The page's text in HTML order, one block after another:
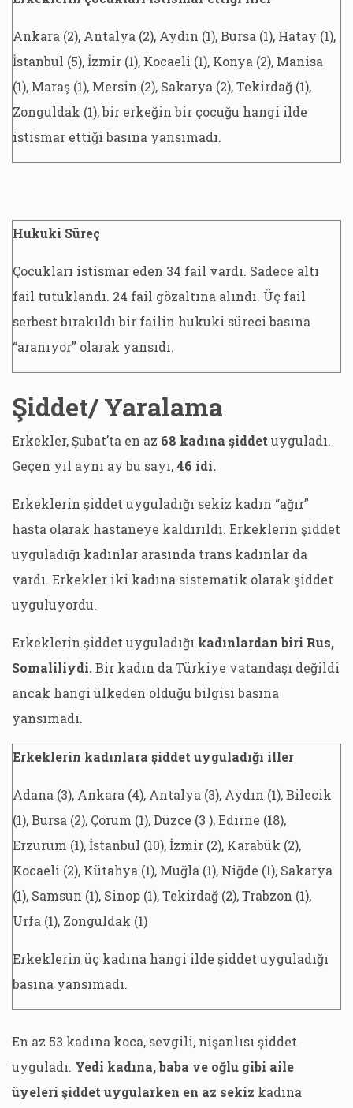
Ankara (2), Antalya (2), Aydın (1), Bursa (1), Hatay (1),
İstanbul (5), İzmir (1), Kocaeli (1), Konya (2), Manisa
(1), Maraş (1), Mersin (2), Sakarya (2), Tekirdağ (1),
Zonguldak (1), bir erkeğin bir çocuğu hangi ilde
istismar ettiği basına yansımadı.
Hukuki Süreç
Çocukları istismar eden 34 fail vardı. Sadece altı
fail tutuklandı. 24 fail gözaltına alındı. Üç fail
serbest bırakıldı bir failin hukuki süreci basına
“aranıyor” olarak yansıdı.
Şiddet/ Yaralama
Erkekler, Şubat’ta en az 68 kadına şiddet uyguladı.
Geçen yıl aynı ay bu sayı,46 idi.
Erkeklerin şiddet uyguladığı sekiz kadın “ağır”
hasta olarak hastaneye kaldırıldı. Erkeklerin şiddet
uyguladığı kadınlar arasında trans kadınlar da
vardı. Erkekler iki kadına sistematik olarak şiddet
uyguluyordu.
Erkeklerin şiddet uyguladığı kadınlardan biri Rus,
Somaliliydi.Bir kadın da Türkiye vatandaşı değildi
ancak hangi ülkeden olduğu bilgisi basına
yansımadı.
Erkeklerin kadınlara şiddet uyguladığı iller
Adana (3), Ankara (4), Antalya (3), Aydın (1), Bilecik
(1), Bursa (2), Çorum (1), Düzce (3 ), Edirne (18),
Erzurum (1), İstanbul (10), İzmir (2), Karabük (2),
Kocaeli (2), Kütahya (1), Muğla (1), Niğde (1), Sakarya
(1), Samsun (1), Sinop (1), Tekirdağ (2), Trabzon (1),
Urfa (1), Zonguldak (1)
Erkeklerin üç kadına hangi ilde şiddet uyguladığı
basına yansımadı.
En az 53 kadına koca, sevgili, nişanlısı şiddet
uyguladı. Yedi kadına, baba ve oğlu gibi aile
üyeleri şiddet uygularken en az sekiz kadına